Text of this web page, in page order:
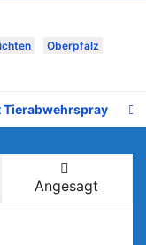
Oberpfalz
Tierabwehrspray
Angesagt